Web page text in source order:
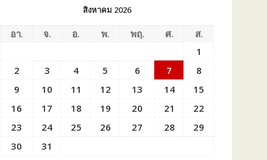
สิงหาคม 2026
อา. จ. อ. พ. พฤ. ศ.
ส.
1
2
3 4 5 6 7
8
9
10 11 12 13 14
15
16
17 18 19 20 21
22
23
24 25 26 27 28
29
30
31